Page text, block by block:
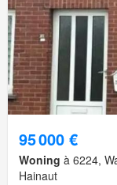
95 000 €
Woning à 6224,
Hainaut